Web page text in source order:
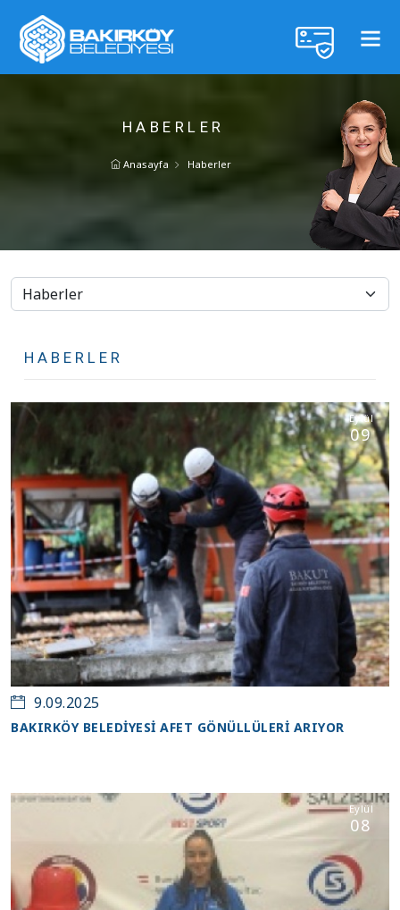
HABERLER
Anasayfa Haberler
HABERLER
Eylül
09
9.09.2025
BAKIRKÖY BELEDİYESİ AFET GÖNÜLLÜLERİ ARIYOR
Eylül
08